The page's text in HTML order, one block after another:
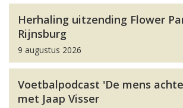
Herhaling uitzending Flower
Rijnsburg
9 augustus 2026
Voetbalpodcast 'De mens
met Jaap Visser